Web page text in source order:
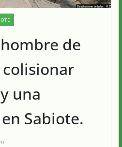
de
una
Sabiote.